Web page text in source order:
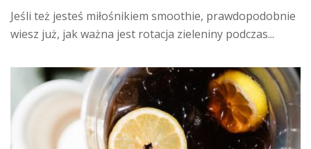
Jeśli też jesteś miłośnikiem smoothie, prawdopodobnie
wiesz już, jak ważna jest rotacja zieleniny podczas...